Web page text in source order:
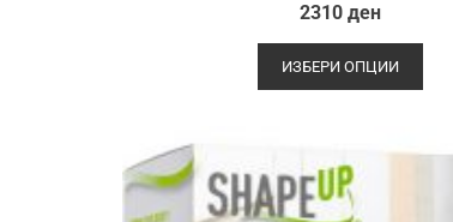
2310 ден
ИЗБЕРИ ОПЦИИ